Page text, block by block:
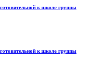
к школе группы
к школе группы